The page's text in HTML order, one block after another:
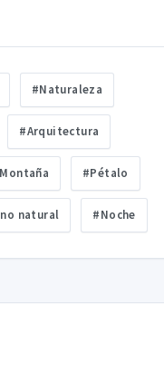
#Naturaleza
#Arquitectura
#Pétalo
natural #Noche